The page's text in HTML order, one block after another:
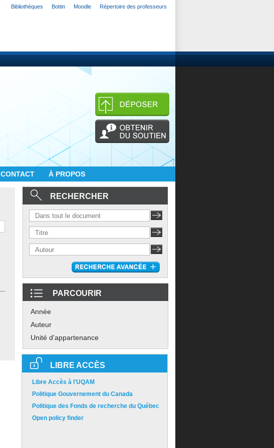
Bibliothèques Bottin Moodle Répertoire des professeurs
CONTACT À PROPOS
RECHERCHER
PARCOURIR
Année
Auteur
Unité d'appartenance
LIBRE ACCÈS
Libre Accès à l'UQAM
Politique Gouvernement du Canada
Politique des Fonds de recherche du Québec
Open policy finder